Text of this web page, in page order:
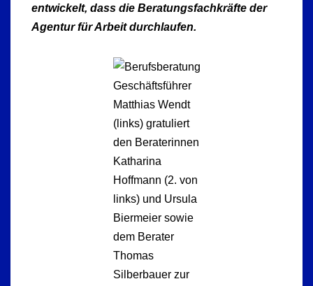
entwickelt, dass die Beratungsfachkräfte der
Agentur für Arbeit durchlaufen.
Geschäftsführer
Matthias Wendt
(links) gratuliert
den Beraterinnen
Katharina
Hoffmann (2. von
links) und Ursula
Biermeier sowie
dem Berater
Thomas
Silberbauer zur